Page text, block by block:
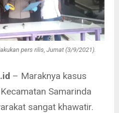
pers rilis, Jumat (3/9/2021).
– Maraknya kasus
Samarinda
sangat khawatir.